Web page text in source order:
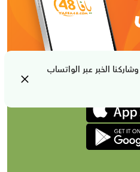
الخبر عبر الواتساب